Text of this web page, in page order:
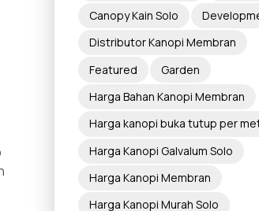
Canopy Kain Solo
Distributor Kanopi Membran
Featured
Garden
Harga Bahan Kanopi Membran
Harga kanopi buka tutup per
Harga Kanopi Galvalum Solo
Harga Kanopi Membran
Harga Kanopi Murah Solo